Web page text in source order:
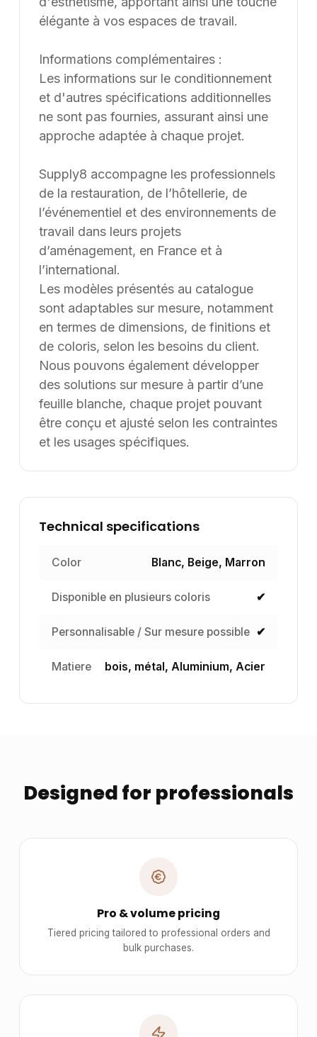
élégante à vos espaces de travail.
Informations complémentaires :
Les informations sur le conditionnement
et d'autres spécifications additionnelles
ne sont pas fournies, assurant ainsi une
approche adaptée à chaque projet.
Supply8 accompagne les professionnels
de la restauration, de l’hôtellerie, de
l’événementiel et des environnements de
travail dans leurs projets
d’aménagement, en France et à
l’international.
Les modèles présentés au catalogue
sont adaptables sur mesure, notamment
en termes de dimensions, de finitions et
de coloris, selon les besoins du client.
Nous pouvons également développer
des solutions sur mesure à partir d’une
feuille blanche, chaque projet pouvant
être conçu et ajusté selon les contraintes
et les usages spécifiques.
Technical specifications
Color Blanc, Beige, Marron
Disponible en plusieurs coloris ✔
Personnalisable / Sur mesure possible ✔
Matiere bois, métal, Aluminium, Acier
Designed for professionals
Pro & volume pricing
Tiered pricing tailored to professional orders and
bulk purchases.